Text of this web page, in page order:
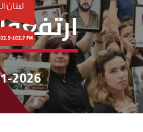
إرتفعوا
2026